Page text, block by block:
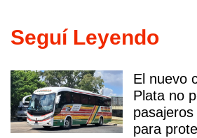
Seguí Leyendo
El nuevo
Plata no
para